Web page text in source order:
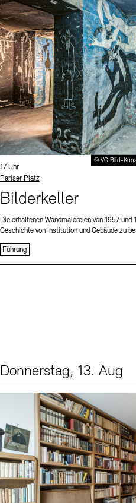
Stellenangebote Newsletter
Nachhaltigkeit Kontakt
Digitale Sammlungen Exil-
© VG Bild-
Uhrzeit:
17 Uhr
Standort
Pariser Platz
Bilderkeller
Die erhaltenen Wandmalereien von 1957
Geschichte von Institution und Gebäude zu
Führung
Donnerstag, 13. Aug